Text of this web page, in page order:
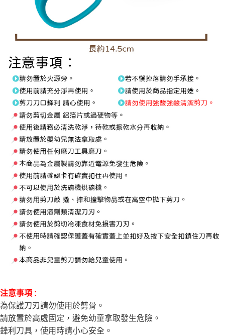
注意事項 :
為保護刀刃請勿使用於剪骨。
請放置於高處固定，避免幼童拿取發生危險。
鋒利刀具，使用時請小心安全。